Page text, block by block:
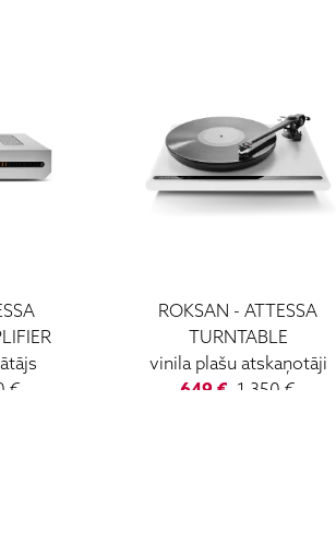
€
ROKSAN - ATTESSA
TURNTABLE
vinila plašu atskaņotāji
649 € 1 350 €